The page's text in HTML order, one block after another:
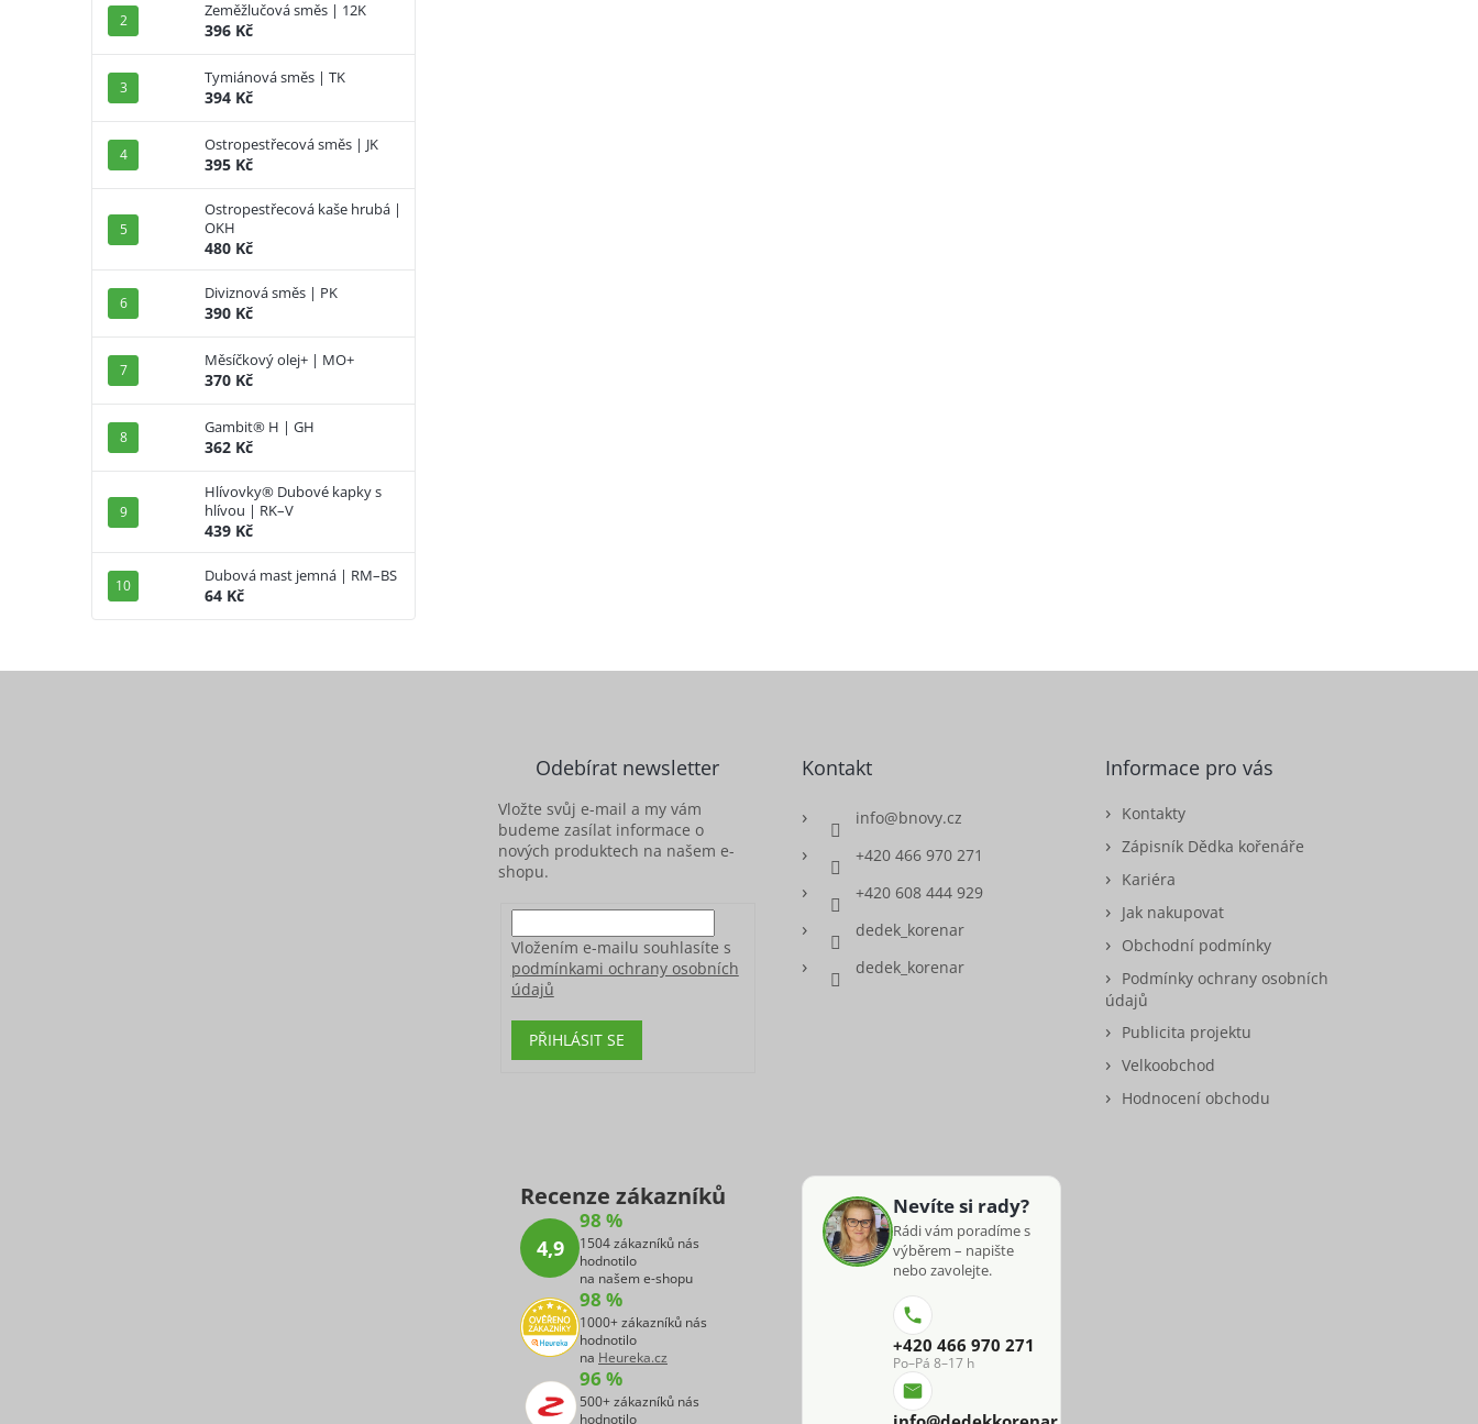
Zeměžlučová směs | 12K
396 Kč
Tymiánová směs | TK
394 Kč
Ostropestřecová směs | JK
395 Kč
Ostropestřecová kaše hrubá |
OKH
480 Kč
Diviznová směs | PK
390 Kč
Měsíčkový olej+ | MO+
370 Kč
Gambit® H | GH
362 Kč
Hlívovky® Dubové kapky s
hlívou | RK–V
439 Kč
Dubová mast jemná | RM–BS
64 Kč
Odebírat newsletter
Vložte svůj e-mail a my vám
budeme zasílat informace o
nových produktech na našem e-
shopu.
Vložením e-mailu souhlasíte s
podmínkami ochrany osobních
údajů
PŘIHLÁSIT SE
Kontakt
info@bnovy.cz
+420 466 970 271
+420 608 444 929
dedek_korenar
dedek_korenar
Informace pro vás
Kontakty
Zápisník Dědka kořenáře
Kariéra
Jak nakupovat
Obchodní podmínky
Podmínky ochrany osobních
údajů
Publicita projektu
Velkoobchod
Hodnocení obchodu
Recenze zákazníků
4,9
98 %
1504 zákazníků nás
hodnotilo
na našem e-shopu
98 %
1000+ zákazníků nás
hodnotilo
na Heureka.cz
96 %
500+ zákazníků nás
hodnotilo
Nevíte si rady?
Rádi vám poradíme s
výběrem – napište
nebo zavolejte.
+420 466 970 271
Po–Pá 8–17 h